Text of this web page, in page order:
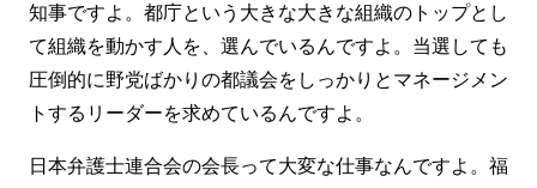
知事ですよ。都庁という大きな大きな組織のトップとし
て組織を動かす人を、選んでいるんですよ。当選しても
圧倒的に野党ばかりの都議会をしっかりとマネージメン
トするリーダーを求めているんですよ。
日本弁護士連合会の会長って大変な仕事なんですよ。福